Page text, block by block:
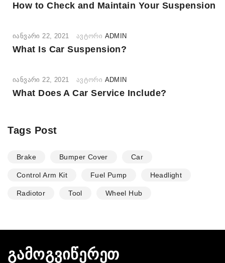
How to Check and Maintain Your Suspension
ᲘᲐᲜᲕᲐᲠᲘ 22, 2021 ᲐᲕᲢᲝᲠᲘ ADMIN
What Is Car Suspension?
ᲘᲐᲜᲕᲐᲠᲘ 22, 2021 ᲐᲕᲢᲝᲠᲘ ADMIN
What Does A Car Service Include?
Tags Post
Brake Bumper Cover Car
Control Arm Kit Fuel Pump Headlight
Radiotor Tool Wheel Hub
გამოგვიწერეთ